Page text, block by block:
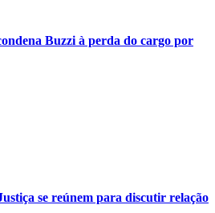
Buzzi à perda do cargo por
se reúnem para discutir relação